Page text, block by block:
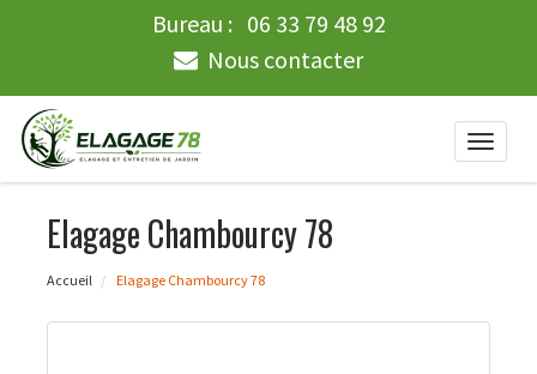
Bureau : 06 33 79 48 92
Nous contacter
Toggle
Elagage Chambourcy 78
Accueil Elagage Chambourcy 78